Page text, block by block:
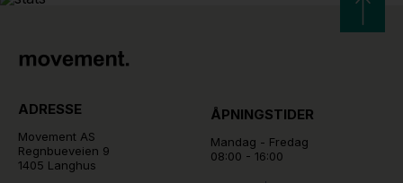
ADRESSE
Movement AS
Regnbueveien 9
1405 Langhus
ÅPNINGSTIDER
Mandag - Fredag
08:00 - 16:00